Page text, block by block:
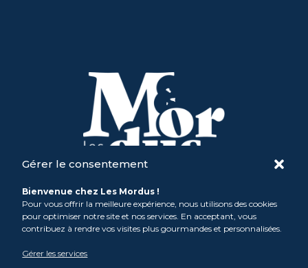
Gérer le consentement
Bienvenue chez Les Mordus !
Pour vous offrir la meilleure expérience, nous utilisons des cookies
pour optimiser notre site et nos services. En acceptant, vous
contribuez à rendre vos visites plus gourmandes et personnalisées.
Gérer les services
SARL M Comme Madeleine
contact@atelier-mordus.fr
Mat: 06 81 93 21 12 /Max: 06 49 46 99 84
Mentions légales &